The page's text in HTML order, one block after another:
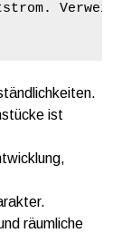
ist
räumliche